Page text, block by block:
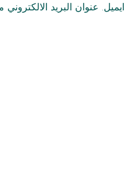
ايميل. عنوان البريد